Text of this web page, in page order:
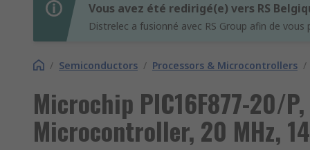
Vous avez été redirigé(e) vers RS
Distrelec a fusionné avec RS Group afin de
/ Semiconductors / Processors & Microcontrollers /
Microchip PIC16F877-20/
Microcontroller, 20 MHz,